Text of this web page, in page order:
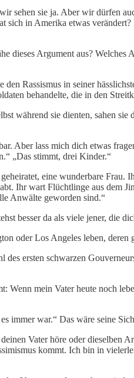
sehen sie ja. Aber wir dürfen
in Amerika etwas
dieses Argument aus?
Rassismus in seiner
behandelte, die in den
während sie dienten, sahen
Aber lass mich dich etwas
„Das stimmt, drei Kinder.“
eine wunderbare
Ihr wart Flüchtlinge aus dem
Anwälte geworden sind.“
besser da als viele jener, die
oder Los Angeles leben,
ersten schwarzen
Wenn mein Vater heute noch
immer war.“ Das wäre seine
Vater höre oder dieselben
kommt. Ich bin in